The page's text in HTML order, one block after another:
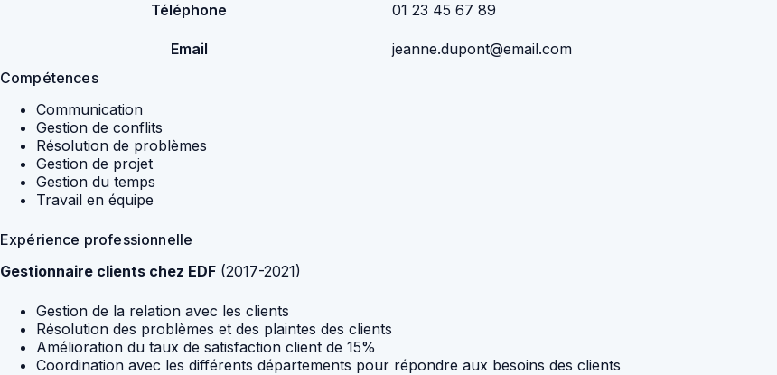
Téléphone 01 23 45 67 89
Email
jeanne.dupont@email.com
Compétences
Communication
Gestion de conflits
Résolution de problèmes
Gestion de projet
Gestion du temps
Travail en équipe
Expérience professionnelle
Gestionnaire clients chez EDF (2017-2021)
Gestion de la relation avec les clients
Résolution des problèmes et des plaintes des clients
Amélioration du taux de satisfaction client de 15%
Coordination avec les différents départements pour répondre aux besoins des clients